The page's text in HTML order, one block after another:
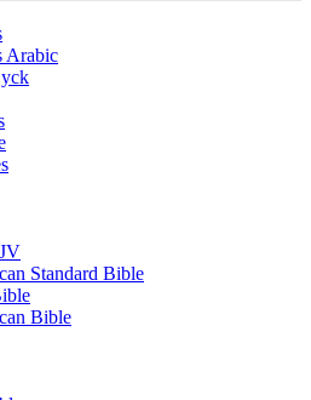
Arabic
Standard Bible
Bible